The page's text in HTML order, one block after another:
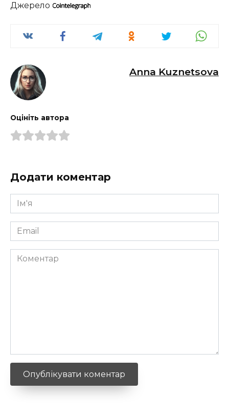
Джерело
Anna Kuznetsova
Оцініть автора
Додати коментар
Ім'я
*
Email
*
Коментар